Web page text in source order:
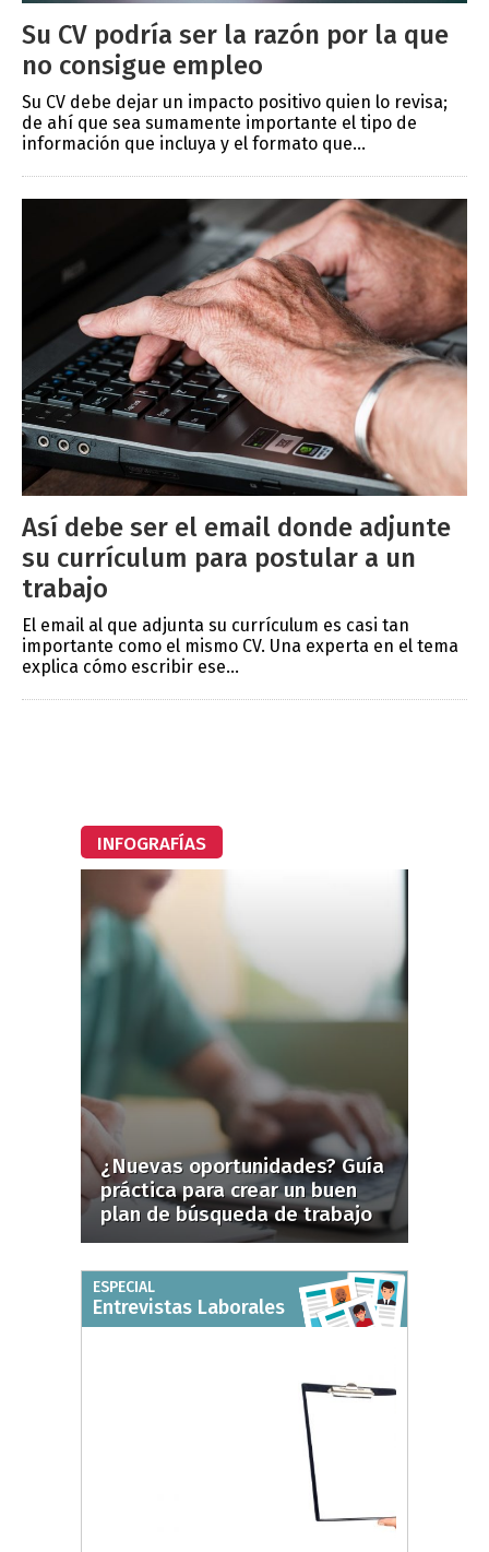
Su CV podría ser la razón por la que
no consigue empleo
Su CV debe dejar un impacto positivo quien lo revisa;
de ahí que sea sumamente importante el tipo de
información que incluya y el formato que...
Así debe ser el email donde adjunte
su currículum para postular a un
trabajo
El email al que adjunta su currículum es casi tan
importante como el mismo CV. Una experta en el tema
explica cómo escribir ese...
INFOGRAFÍAS
¿Nuevas oportunidades? Guía
práctica para crear un buen
plan de búsqueda de trabajo
ESPECIAL
Entrevistas Laborales